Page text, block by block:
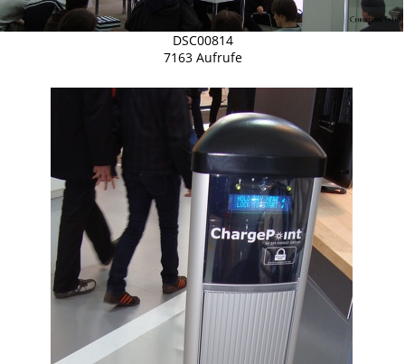
DSC00814
7163 Aufrufe